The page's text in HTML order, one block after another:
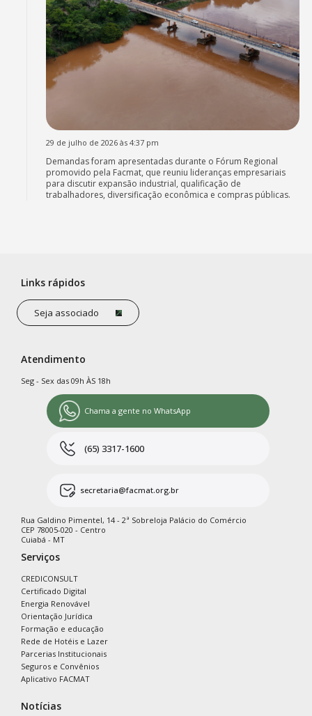
29 de julho de 2026 às 4:37 pm
Demandas foram apresentadas durante o Fórum Regional
promovido pela Facmat, que reuniu lideranças empresariais
para discutir expansão industrial, qualificação de
trabalhadores, diversificação econômica e compras públicas.
Links rápidos
Seja associado
Atendimento
Seg - Sex das 09h ÀS 18h
Chama a gente no WhatsApp
(65) 3317-1600
secretaria@facmat.org.br
Rua Galdino Pimentel, 14 - 2ª Sobreloja Palácio do Comércio
CEP 78005-020 - Centro
Cuiabá - MT
Serviços
CREDICONSULT
Certificado Digital
Energia Renovável
Orientação Jurídica
Formação e educação
Rede de Hotéis e Lazer
Parcerias Institucionais
Seguros e Convênios
Aplicativo FACMAT
Notícias